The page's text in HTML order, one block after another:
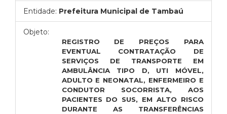
Entidade: Prefeitura Municipal de Tambaú
Objeto:
REGISTRO DE PREÇOS PARA
EVENTUAL CONTRATAÇÃO DE
SERVIÇOS DE TRANSPORTE EM
AMBULÂNCIA TIPO D, UTI MÓVEL,
ADULTO E NEONATAL, ENFERMEIRO E
CONDUTOR SOCORRISTA, AOS
PACIENTES DO SUS, EM ALTO RISCO
DURANTE AS TRANSFERÊNCIAS